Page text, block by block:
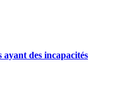
des incapacités